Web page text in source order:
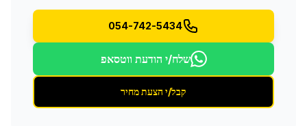
054-742-5434
שלח/י הודעת ווטסאפ
קבל/י הצעת מחיר